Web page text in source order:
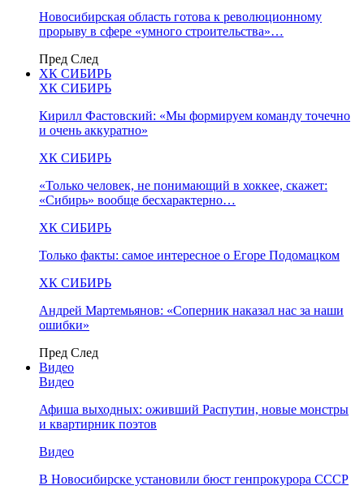
Новосибирская область готова к революционному
прорыву в сфере «умного строительства»…
Пред След
ХК СИБИРЬ
ХК СИБИРЬ
Кирилл Фастовский: «Мы формируем команду точечно
и очень аккуратно»
ХК СИБИРЬ
«Только человек, не понимающий в хоккее, скажет:
«Сибирь» вообще бесхарактерно…
ХК СИБИРЬ
Только факты: самое интересное о Егоре Подомацком
ХК СИБИРЬ
Андрей Мартемьянов: «Соперник наказал нас за наши
ошибки»
Пред След
Видео
Видео
Афиша выходных: оживший Распутин, новые монстры
и квартирник поэтов
Видео
В Новосибирске установили бюст генпрокурора СССР